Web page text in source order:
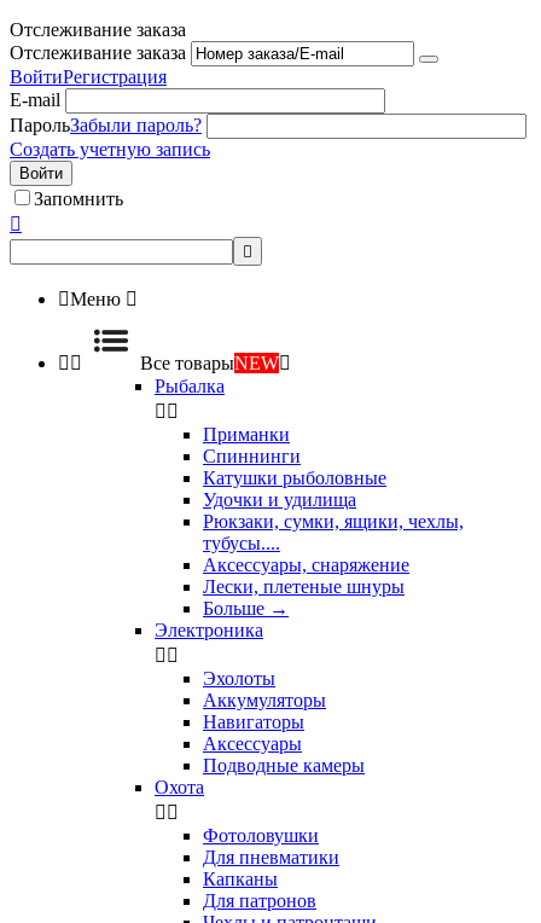
Отслеживание заказа
Отслеживание заказа
ВойтиРегистрация
E-mail
ПарольЗабыли пароль?
Создать учетную запись
Войти
Запомнить


Меню 
  Все товарыNEW
Рыбалка
 
Приманки
Спиннинги
Катушки рыболовные
Удочки и удилища
Рюкзаки, сумки, ящики, чехлы,
тубусы....
Аксессуары, снаряжение
Лески, плетеные шнуры
Больше →
Электроника
 
Эхолоты
Аккумуляторы
Навигаторы
Аксессуары
Подводные камеры
Охота
 
Фотоловушки
Для пневматики
Капканы
Для патронов